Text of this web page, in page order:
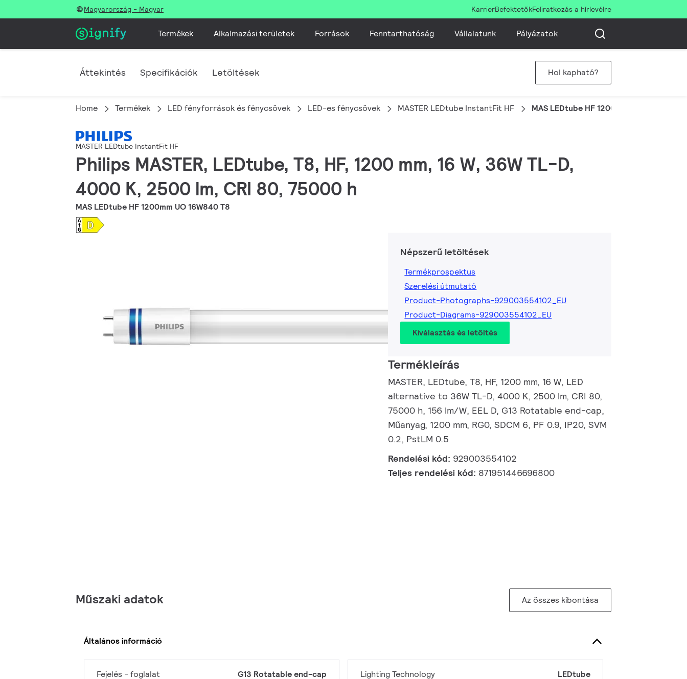
Magyarország - Magyar KarrierBefektetőkFeliratkozás a hírlevélre
Termékek Alkalmazási területek Források Fenntarthatóság Vállalatunk Pályázatok
Áttekintés Specifikációk Letöltések Hol kapható?
Home Termékek LED fényforrások és fénycsövek LED-es fénycsövek MASTER LEDtube InstantFit HF MAS LEDtube HF 1200mm UO 16W840 T8
MASTER LEDtube InstantFit HF
Philips MASTER, LEDtube, T8, HF, 1200 mm, 16 W, 36W TL-D,
4000 K, 2500 lm, CRI 80, 75000 h
MAS LEDtube HF 1200mm UO 16W840 T8
Népszerű letöltések
Termékprospektus
Szerelési útmutató
Product-Photographs-929003554102_EU
Product-Diagrams-929003554102_EU
Kiválasztás és letöltés
Termékleírás
MASTER, LEDtube, T8, HF, 1200 mm, 16 W, LED
alternative to 36W TL-D, 4000 K, 2500 lm, CRI 80,
75000 h, 156 lm/W, EEL D, G13 Rotatable end-cap,
Műanyag, 1200 mm, RG0, SDCM 6, PF 0.9, IP20, SVM
0.2, PstLM 0.5
Rendelési kód: 929003554102
Teljes rendelési kód: 871951446696800
Műszaki adatok Az összes kibontása
Általános információ
Fejelés - foglalat G13 Rotatable end-cap Lighting Technology LEDtube